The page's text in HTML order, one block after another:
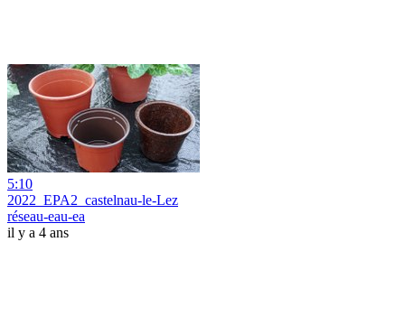
5:10
2022_EPA2_castelnau-le-Lez
réseau-eau-ea
il y a 4 ans